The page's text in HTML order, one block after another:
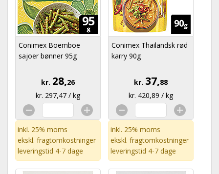
Conimex Boemboe
sajoer bønner 95g
kr. 28,26
kr. 297,47 / kg
inkl. 25% moms
ekskl. fragtomkostninger
leveringstid 4-7 dage
Conimex Thailandsk rød
karry 90g
kr. 37,88
kr. 420,89 / kg
inkl. 25% moms
ekskl. fragtomkostninger
leveringstid 4-7 dage